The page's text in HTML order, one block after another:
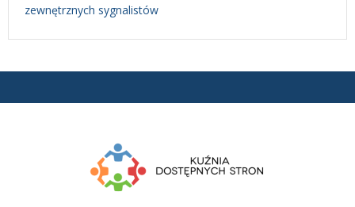
zewnętrznych sygnalistów